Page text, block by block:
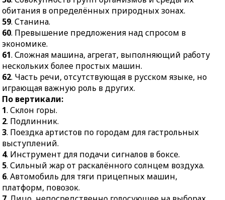
заведения в царской
России.
47.Головной убор Чарли
Чаплина.
48.Установившийся
порядок, сложившееся
устройство.
51.Музыкальная пьеса
шутливого характера.
53.Воин, состоявший в
особом войске Ивана
Грозного.
55.Спутниковая тарелка.
58.Совокупность групп
организмов и среды их
обитания в
42.Крупное
произведение.
различия у военных.
44.Собиратель
старинных монет.
45.
ресурсами имения.
прибор.
49.Пресноводная рыба
семейства карповых.
обитания в определённых природных зонах.
59. Станина.
60. Превышение предложения над спросом в
экономике.
61. Сложная машина, агрегат, выполняющий работу
нескольких более простых машин.
62. Часть речи, отсутствующая в русском языке, но
играющая важную роль в других.
По вертикали:
1. Склон горы.
2. Подлинник.
3. Поездка артистов по городам для гастрольных
выступлений.
4. Инструмент для подачи сигналов в боксе.
5. Сильный жар от раскалённого солнцем воздуха.
6. Автомобиль для тяги прицепных машин,
платформ, повозок.